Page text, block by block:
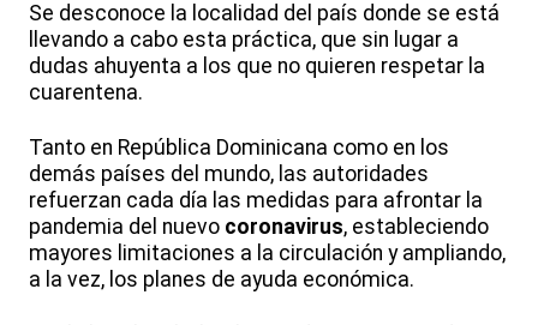
Se desconoce la localidad del país donde se está
llevando a cabo esta práctica, que sin lugar a
dudas ahuyenta a los que no quieren respetar la
cuarentena.
Tanto en República Dominicana como en los
demás países del mundo, las autoridades
refuerzan cada día las medidas para afrontar la
pandemia del nuevo coronavirus, estableciendo
mayores limitaciones a la circulación y ampliando,
a la vez, los planes de ayuda económica.